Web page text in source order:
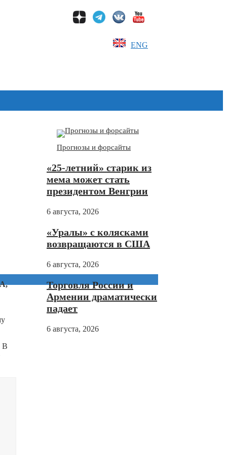
ENG
В
Прогнозы и форсайты
«25-летний» старик из
мема может стать
президентом Венгрии
6 августа, 2026
«Уралы» с колясками
возвращаются в США
6 августа, 2026
Торговля России и
Армении драматически
падает
6 августа, 2026